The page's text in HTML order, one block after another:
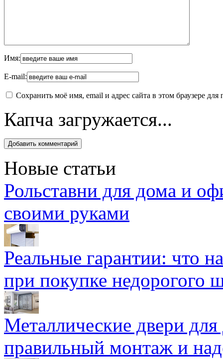
Имя:
E-mail:
Сохранить моё имя, email и адрес сайта в этом браузере
Капча загружается...
Новые статьи
Рольставни для дома и
своими руками
Реальные гарантии: что
при покупке недорогого
Металлические двери
правильный монтаж и